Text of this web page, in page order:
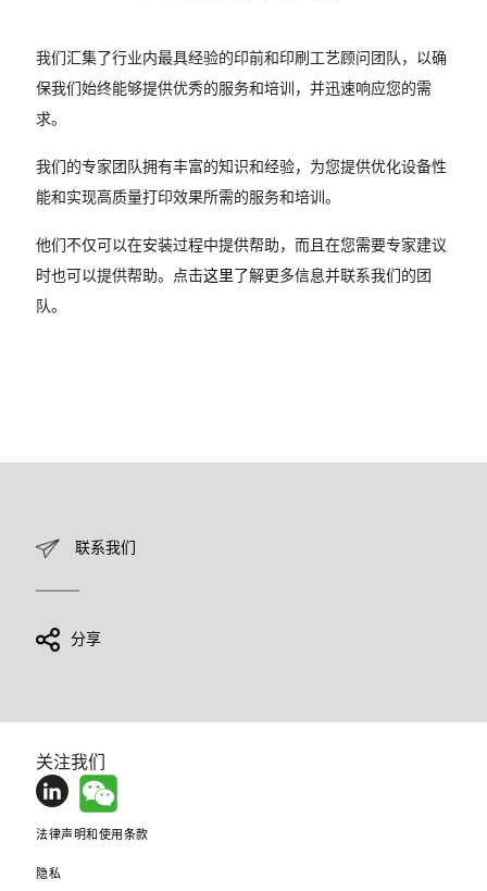
我们汇集了行业内最具经验的印前和印刷工艺顾问团队，以确
保我们始终能够提供优秀的服务和培训，并迅速响应您的需
求。
我们的专家团队拥有丰富的知识和经验，为您提供优化设备性
能和实现高质量打印效果所需的服务和培训。
他们不仅可以在安装过程中提供帮助，而且在您需要专家建议
时也可以提供帮助。点击这里了解更多信息并联系我们的团
队。
联系我们
分享
关注我们
法律声明和使用条款
隐私